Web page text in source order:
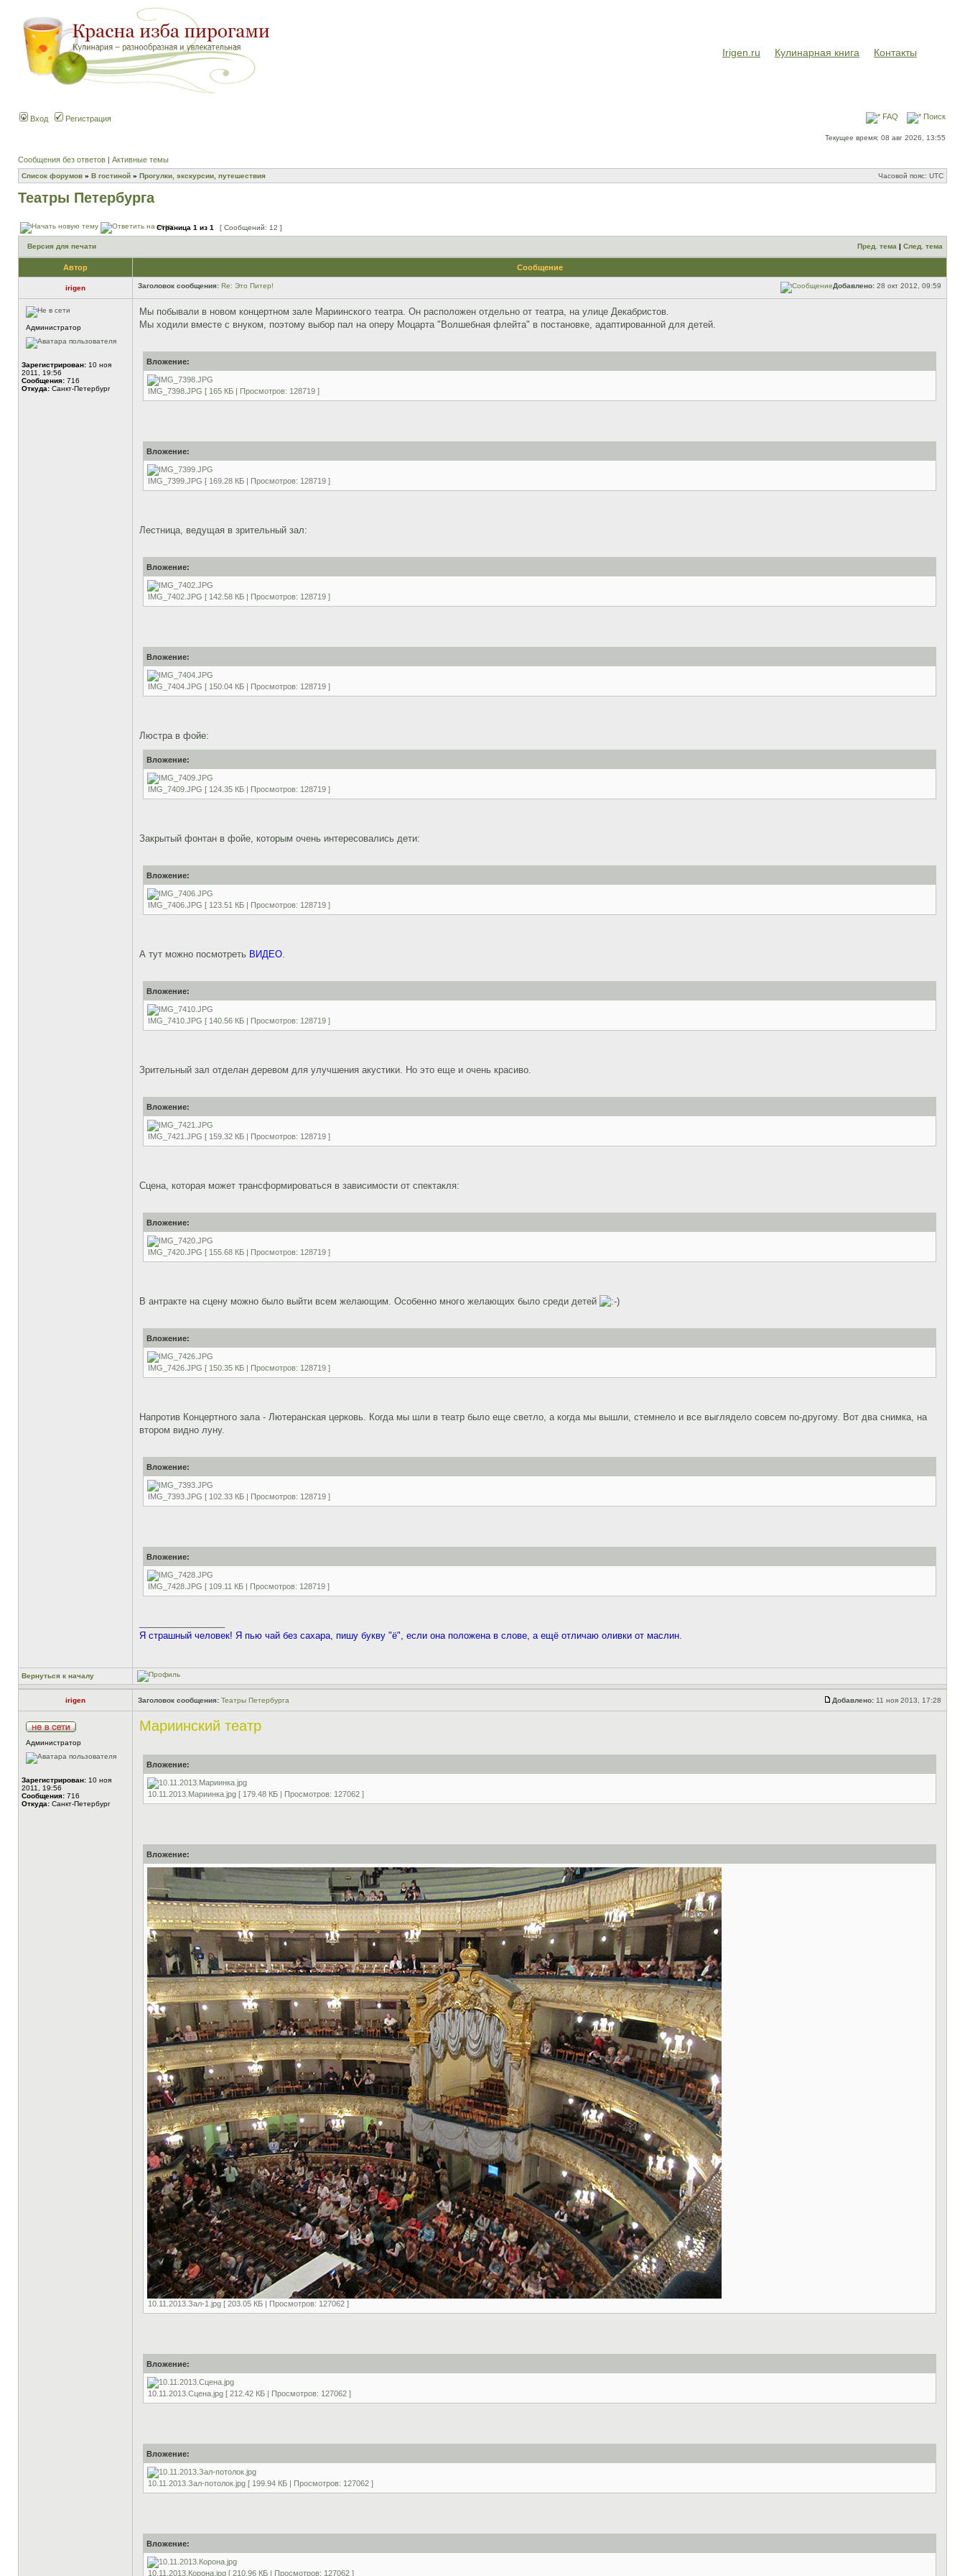
Irigen.ru Кулинарная книга Контакты
Вход Регистрация FAQ Поиск
Текущее время: 08 авг 2026, 13:55
Сообщения без ответов | Активные темы
Список форумов » В гостиной » Прогулки, экскурсии, путешествия Часовой пояс: UTC
Театры Петербурга
Страница 1 из 1 [ Сообщений: 12 ]
Версия для печати Пред. тема | След. тема
Автор Сообщение
irigen Заголовок сообщения: Re: Это Питер! Добавлено: 28 окт 2012, 09:59
Администратор
Зарегистрирован: 10 ноя
2011, 19:56
Сообщения: 716
Откуда: Санкт-Петербург
Мы побывали в новом концертном зале Мариинского театра. Он расположен отдельно от театра, на улице Декабристов.
Мы ходили вместе с внуком, поэтому выбор пал на оперу Моцарта "Волшебная флейта" в постановке, адаптированной для детей.
Вложение:
IMG_7398.JPG [ 165 КБ | Просмотров: 128719 ]
Вложение:
IMG_7399.JPG [ 169.28 КБ | Просмотров: 128719 ]
Лестница, ведущая в зрительный зал:
Вложение:
IMG_7402.JPG [ 142.58 КБ | Просмотров: 128719 ]
Вложение:
IMG_7404.JPG [ 150.04 КБ | Просмотров: 128719 ]
Люстра в фойе:
Вложение:
IMG_7409.JPG [ 124.35 КБ | Просмотров: 128719 ]
Закрытый фонтан в фойе, которым очень интересовались дети:
Вложение:
IMG_7406.JPG [ 123.51 КБ | Просмотров: 128719 ]
А тут можно посмотреть ВИДЕО.
Вложение:
IMG_7410.JPG [ 140.56 КБ | Просмотров: 128719 ]
Зрительный зал отделан деревом для улучшения акустики. Но это еще и очень красиво.
Вложение:
IMG_7421.JPG [ 159.32 КБ | Просмотров: 128719 ]
Сцена, которая может трансформироваться в зависимости от спектакля:
Вложение:
IMG_7420.JPG [ 155.68 КБ | Просмотров: 128719 ]
В антракте на сцену можно было выйти всем желающим. Особенно много желающих было среди детей
Вложение:
IMG_7426.JPG [ 150.35 КБ | Просмотров: 128719 ]
Напротив Концертного зала - Лютеранская церковь. Когда мы шли в театр было еще светло, а когда мы вышли, стемнело и все выглядело совсем по-другому. Вот два снимка, на
втором видно луну.
Вложение:
IMG_7393.JPG [ 102.33 КБ | Просмотров: 128719 ]
Вложение:
IMG_7428.JPG [ 109.11 КБ | Просмотров: 128719 ]
Я страшный человек! Я пью чай без сахара, пишу букву "ё", если она положена в слове, а ещё отличаю оливки от маслин.
Вернуться к началу
irigen Заголовок сообщения: Театры Петербурга Добавлено: 11 ноя 2013, 17:28
Администратор
Зарегистрирован: 10 ноя
2011, 19:56
Сообщения: 716
Откуда: Санкт-Петербург
Мариинский театр
Вложение:
10.11.2013.Мариинка.jpg [ 179.48 КБ | Просмотров: 127062 ]
Вложение:
10.11.2013.Зал-1.jpg [ 203.05 КБ | Просмотров: 127062 ]
Вложение:
10.11.2013.Сцена.jpg [ 212.42 КБ | Просмотров: 127062 ]
Вложение:
10.11.2013.Зал-потолок.jpg [ 199.94 КБ | Просмотров: 127062 ]
Вложение:
10.11.2013.Корона.jpg [ 210.96 КБ | Просмотров: 127062 ]